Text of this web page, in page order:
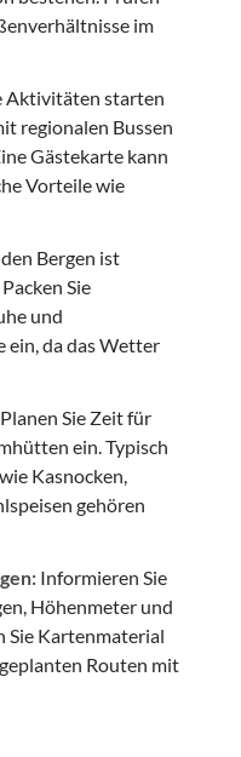
im
Aktivitäten starten
regionalen Bussen
Gästekarte kann
Vorteile wie
Bergen ist
Sie
und
ein, da das Wetter
Planen Sie Zeit für
ein. Typisch
Kasnocken,
gehören
Informieren Sie
Höhenmeter und
Sie Kartenmaterial
Routen mit